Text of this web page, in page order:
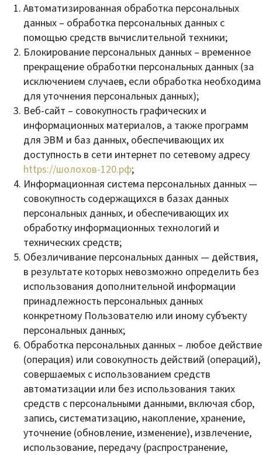
Автоматизированная обработка персональных
данных – обработка персональных данных с
помощью средств вычислительной техники;
Блокирование персональных данных – временное
прекращение обработки персональных данных (за
исключением случаев, если обработка необходима
для уточнения персональных данных);
Веб-сайт – совокупность графических и
информационных материалов, а также программ
для ЭВМ и баз данных, обеспечивающих их
доступность в сети интернет по сетевому адресу
https://шолохов-120.рф;
Информационная система персональных данных —
совокупность содержащихся в базах данных
персональных данных, и обеспечивающих их
обработку информационных технологий и
технических средств;
Обезличивание персональных данных — действия,
в результате которых невозможно определить без
использования дополнительной информации
принадлежность персональных данных
конкретному Пользователю или иному субъекту
персональных данных;
Обработка персональных данных – любое действие
(операция) или совокупность действий (операций),
совершаемых с использованием средств
автоматизации или без использования таких
средств с персональными данными, включая сбор,
запись, систематизацию, накопление, хранение,
уточнение (обновление, изменение), извлечение,
использование, передачу (распространение,